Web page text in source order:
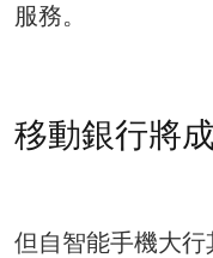
服務。
移動銀行將
但自智能手機大